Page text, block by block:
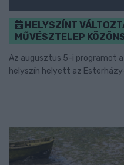
HELYSZÍNT
MŰVÉSZTELEP
Az augusztus 5-i programot
helyszín helyett az